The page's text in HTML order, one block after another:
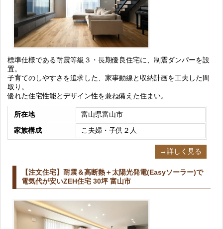
標準仕様である耐震等級３・長期優良住宅に、制震ダンパーを設
置。
子育てのしやすさを追求した、家事動線と収納計画を工夫した間
取り。
優れた住宅性能とデザイン性を兼ね備えた住まい。
所在地
富山県富山市
家族構成
こ夫婦・子供２人
→詳しく見る
【注文住宅】耐震＆高断熱＋太陽光発電(Easyソーラー)で
電気代が安いZEH住宅 30坪 富山市